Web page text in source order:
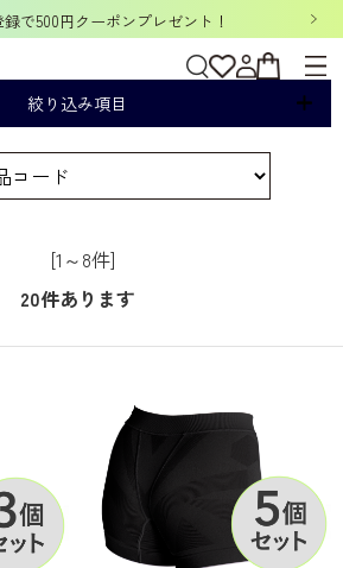
で500円クーポンプレゼント！
絞り込み項目
[1～8件]
20件あります